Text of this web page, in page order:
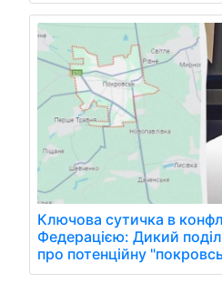
Ключова сутичка в
Федерацією: Дикий
про потенційну